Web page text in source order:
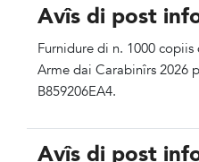
Avîs di post
Furnidure di n. 1000
Arme dai Carabinîrs 2026
B859206EA4.
Avîs di post